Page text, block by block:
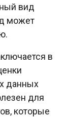
вид
может
в
данных
для
которые